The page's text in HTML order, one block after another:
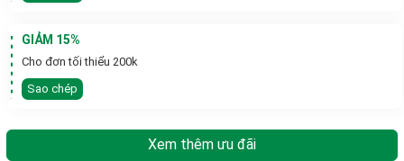
GIẢM 15%
Cho đơn tối thiểu 200k
Sao chép
Xem thêm ưu đãi